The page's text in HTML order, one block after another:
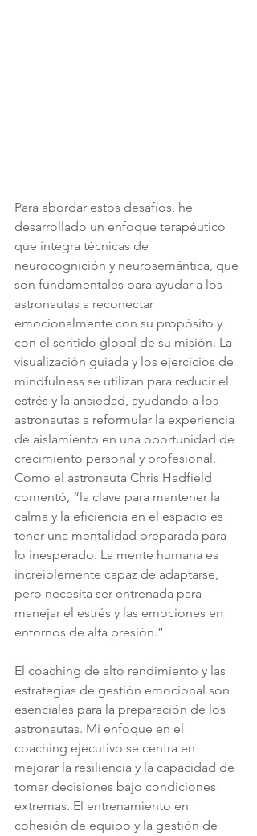
Para abordar estos desafíos, he
desarrollado un enfoque terapéutico
que integra técnicas de
neurocognición y neurosemántica, que
son fundamentales para ayudar a los
astronautas a reconectar
emocionalmente con su propósito y
con el sentido global de su misión. La
visualización guiada y los ejercicios de
mindfulness se utilizan para reducir el
estrés y la ansiedad, ayudando a los
astronautas a reformular la experiencia
de aislamiento en una oportunidad de
crecimiento personal y profesional.
Como el astronauta Chris Hadfield
comentó, “la clave para mantener la
calma y la eficiencia en el espacio es
tener una mentalidad preparada para
lo inesperado. La mente humana es
increíblemente capaz de adaptarse,
pero necesita ser entrenada para
manejar el estrés y las emociones en
entornos de alta presión.”
El coaching de alto rendimiento y las
estrategias de gestión emocional son
esenciales para la preparación de los
astronautas. Mi enfoque en el
coaching ejecutivo se centra en
mejorar la resiliencia y la capacidad de
tomar decisiones bajo condiciones
extremas. El entrenamiento en
cohesión de equipo y la gestión de